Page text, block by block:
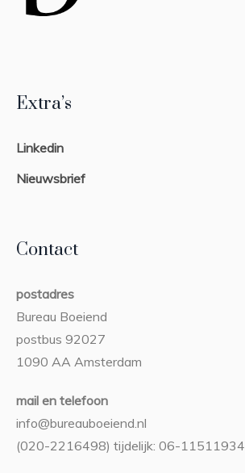
Extra’s
Linkedin
Nieuwsbrief
Contact
postadres
Bureau Boeiend
postbus 92027
1090 AA Amsterdam
mail en telefoon
info@bureauboeiend.nl
(020-2216498) tijdelijk: 06-11511934